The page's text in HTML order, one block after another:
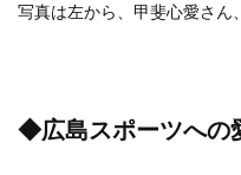
写真は左から、甲斐心愛さん
◆広島スポーツへの